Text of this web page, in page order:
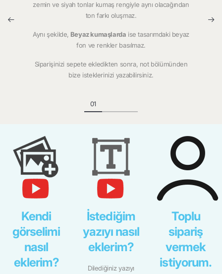
zemin ve siyah tonlar kumaş rengiyle aynı olacağından
ton farkı oluşmaz.
Aynı şekilde, Beyaz kumaşlarda ise tasarımdaki beyaz
fon ve renkler basılmaz.
Siparişinizi sepete ekledikten sonra, not bölümünden
bize isteklerinizi yazabilirsiniz.
Kendi
görselimi
nasıl
eklerim?
İstediğim
yazıyı nasıl
eklerim?
Dilediğiniz yazıyı
Toplu
sipariş
vermek
istiyorum.